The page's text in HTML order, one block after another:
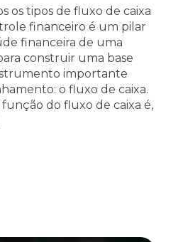
os tipos de fluxo de caixa
financeiro é um pilar
financeira de uma
construir uma base
importante
o fluxo de caixa.
função do fluxo de caixa é,